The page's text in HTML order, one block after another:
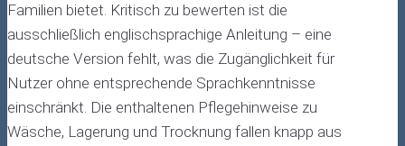
Familien bietet. Kritisch zu bewerten ist die
ausschließlich englischsprachige Anleitung – eine
deutsche Version fehlt, was die Zugänglichkeit für
Nutzer ohne entsprechende Sprachkenntnisse
einschränkt. Die enthaltenen Pflegehinweise zu
Wäsche, Lagerung und Trocknung fallen knapp aus